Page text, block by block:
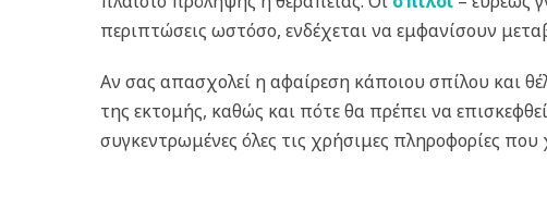
περιπτώσεις ωστόσο, ενδέχεται να εμφανίσουν
Αν σας απασχολεί η αφαίρεση κάποιου σπίλου και
της εκτομής, καθώς και πότε θα πρέπει να
συγκεντρωμένες όλες τις χρήσιμες πληροφορίες